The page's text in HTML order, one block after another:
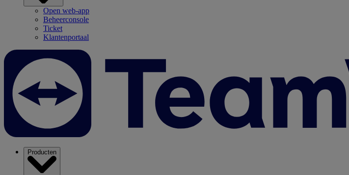
Open web-app
Beheerconsole
Ticket
Klantenportaal
Producten